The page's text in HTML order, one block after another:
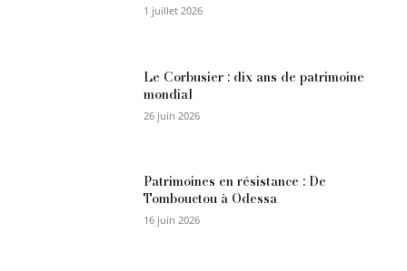
1 juillet 2026
Le Corbusier : dix ans de patrimoine
mondial
26 juin 2026
Patrimoines en résistance : De
Tombouctou à Odessa
16 juin 2026